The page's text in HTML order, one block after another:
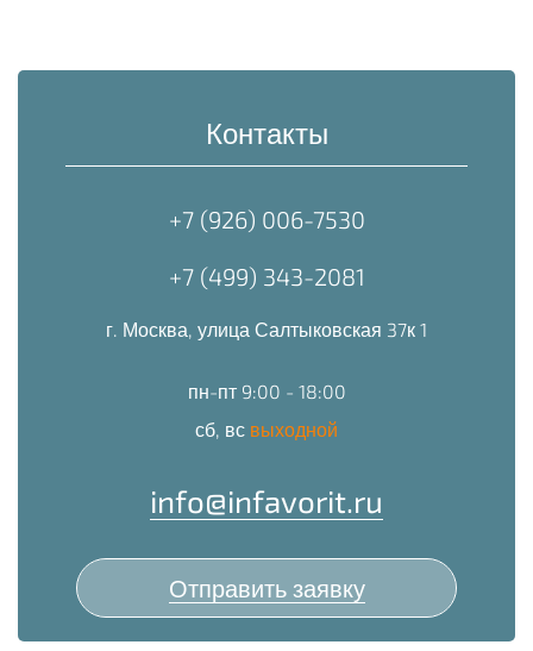
Контакты
+7 (926) 006-7530
+7 (499) 343-2081
г. Москва, улица Салтыковская 37к 1
пн-пт 9:00 - 18:00
сб, вс выходной
info@infavorit.ru
Отправить заявку